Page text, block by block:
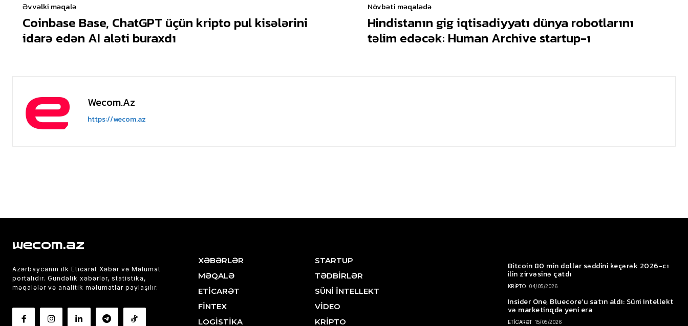
Əvvəlki məqalə
Coinbase Base, ChatGPT üçün kripto pul kisələrini
idarə edən AI aləti buraxdı
Növbəti məqalədə
Hindistanın gig iqtisadiyyatı dünya robotlarını
təlim edəcək: Human Archive startup-ı
Wecom.az
https://wecom.az
wecom.az
Azərbaycanın ilk Eticarət Xəbər və Məlumat
portalıdır. Gündəlik xəbərlər, statistika,
məqalələr və analitik məlumatlar paylaşılır.
XƏBƏRLƏR
MƏQALƏ
ETİCARƏT
FİNTEX
LOGİSTİKA
STARTUP
TƏDBİRLƏR
SÜNİ İNTELLEKT
VİDEO
KRİPTO
Bitcoin 80 min dollar səddini keçərək 2026-cı
ilin zirvəsinə çatdı
KRİPTO 04/05/2026
Insider One, Bluecore’u satın aldı: Süni intellekt
və marketinqdə yeni era
ETİCARƏT 15/05/2026